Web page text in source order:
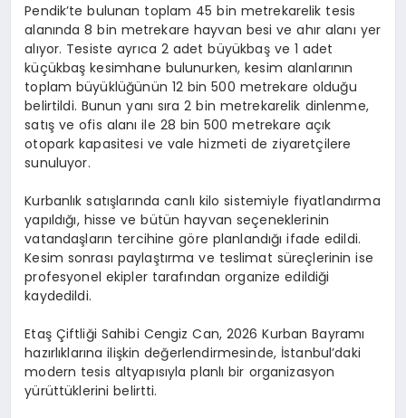
Pendik’te bulunan toplam 45 bin metrekarelik tesis
alanında 8 bin metrekare hayvan besi ve ahır alanı yer
alıyor. Tesiste ayrıca 2 adet büyükbaş ve 1 adet
küçükbaş kesimhane bulunurken, kesim alanlarının
toplam büyüklüğünün 12 bin 500 metrekare olduğu
belirtildi. Bunun yanı sıra 2 bin metrekarelik dinlenme,
satış ve ofis alanı ile 28 bin 500 metrekare açık
otopark kapasitesi ve vale hizmeti de ziyaretçilere
sunuluyor.
Kurbanlık satışlarında canlı kilo sistemiyle fiyatlandırma
yapıldığı, hisse ve bütün hayvan seçeneklerinin
vatandaşların tercihine göre planlandığı ifade edildi.
Kesim sonrası paylaştırma ve teslimat süreçlerinin ise
profesyonel ekipler tarafından organize edildiği
kaydedildi.
Etaş Çiftliği Sahibi Cengiz Can, 2026 Kurban Bayramı
hazırlıklarına ilişkin değerlendirmesinde, İstanbul’daki
modern tesis altyapısıyla planlı bir organizasyon
yürüttüklerini belirtti.